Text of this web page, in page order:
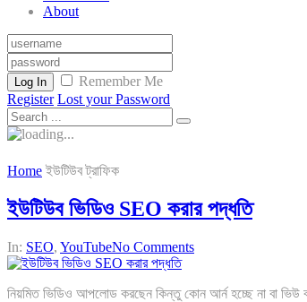
About
Log In
Remember Me
Register Lost your Password
Home ইউটিউব ট্রাফিক
ইউটিউব ভিডিও SEO করার পদ্ধতি
In: SEO, YouTubeNo Comments
নিয়মিত ভিডিও আপলোড করছেন কিন্তু কোন আর্ন হচ্ছে না বা